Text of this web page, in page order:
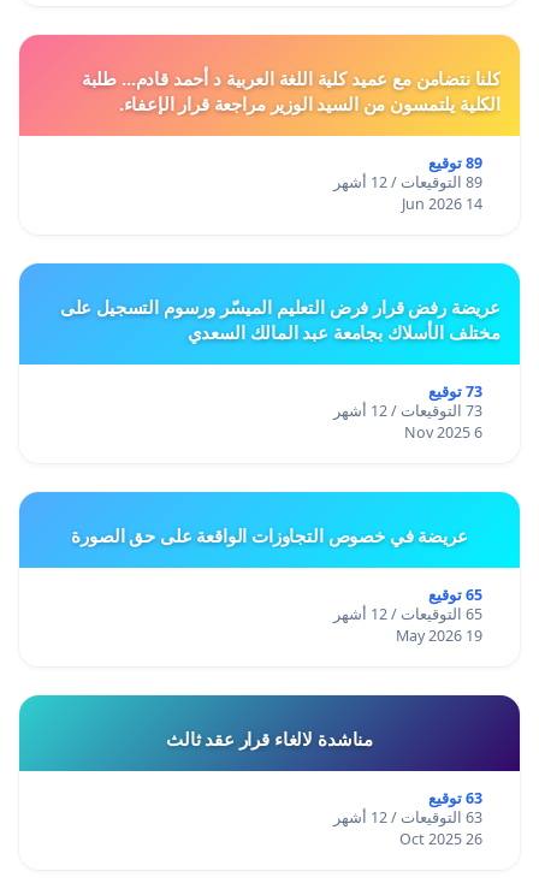
كلنا نتضامن مع عميد كلية اللغة العربية د أحمد قادم... طلبة
الكلية يلتمسون من السيد الوزير مراجعة قرار الإعفاء.
89 توقيع
89 التوقيعات / 12 أشهر
14 Jun 2026
عريضة رفض قرار فرض التعليم الميسّر ورسوم التسجيل على
مختلف الأسلاك بجامعة عبد المالك السعدي
73 توقيع
73 التوقيعات / 12 أشهر
6 Nov 2025
عريضة في خصوص التجاوزات الواقعة على حق الصورة
65 توقيع
65 التوقيعات / 12 أشهر
19 May 2026
مناشدة لالغاء قرار عقد ثالث
63 توقيع
63 التوقيعات / 12 أشهر
26 Oct 2025